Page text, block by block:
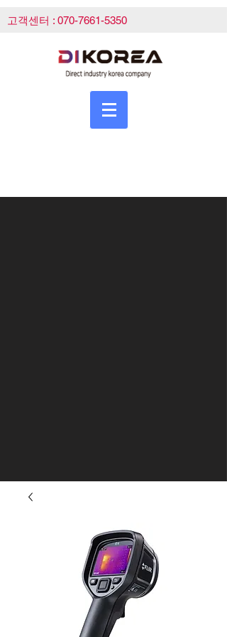
고객센터 : 070-7661-5350